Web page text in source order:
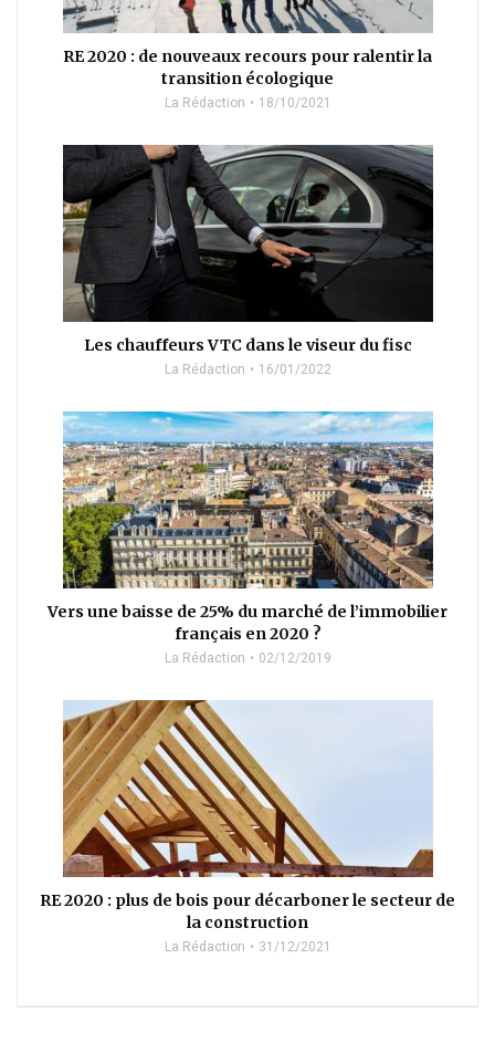
RE 2020 : de nouveaux recours pour ralentir la
transition écologique
La Rédaction 18/10/2021
Les chauffeurs VTC dans le viseur du fisc
La Rédaction 16/01/2022
Vers une baisse de 25% du marché de l’immobilier
français en 2020 ?
La Rédaction 02/12/2019
RE 2020 : plus de bois pour décarboner le secteur de
la construction
La Rédaction 31/12/2021